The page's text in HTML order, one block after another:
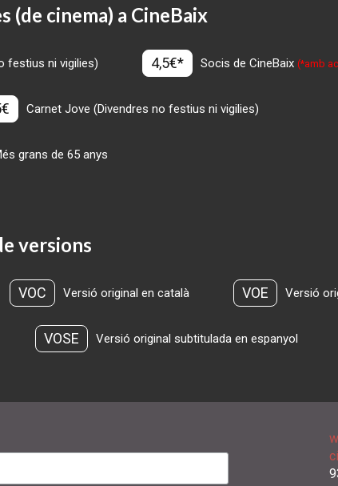
(de cinema) a CineBaix
festius ni vigilies) 4,5€* Socis de CineBaix(*amb
Carnet Jove (Divendres no festius ni vigilies)
grans de 65 anys
versions
VOC Versió original en català VOE Versió
VOSE Versió original subtitulada en espanyol